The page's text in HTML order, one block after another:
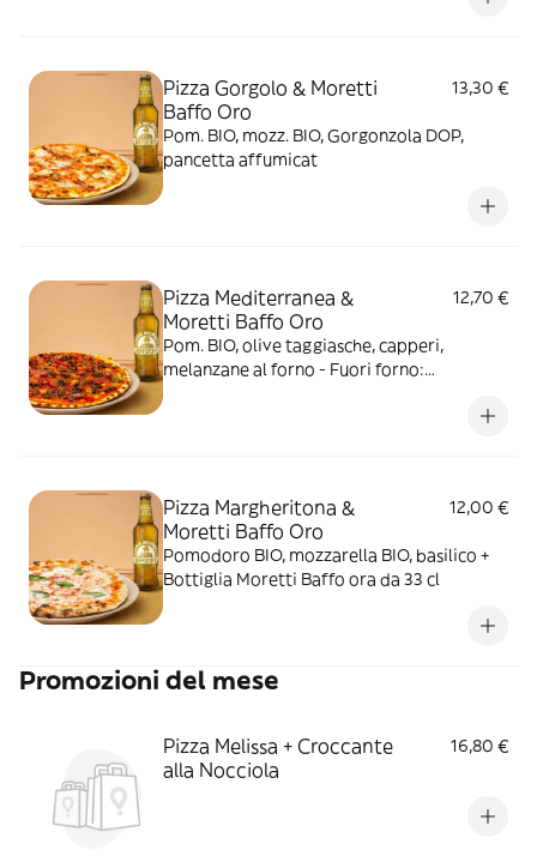
Pizza Gorgolo & Moretti
Baffo Oro
13,30 €
Pom. BIO, mozz. BIO, Gorgonzola DOP,
pancetta affumicat
Pizza Mediterranea &
Moretti Baffo Oro
12,70 €
Pom. BIO, olive taggiasche, capperi,
melanzane al forno - Fuori forno:
Pizza Margheritona &
Moretti Baffo Oro
12,00 €
Pomodoro BIO, mozzarella BIO, basilico +
Bottiglia Moretti Baffo ora da 33 cl
Promozioni del mese
Pizza Melissa + Croccante
alla Nocciola
16,80 €